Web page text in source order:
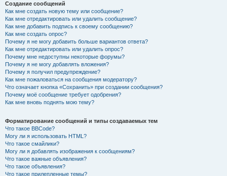
Создание сообщений
Как мне создать новую тему или сообщение?
Как мне отредактировать или удалить сообщение?
Как мне добавить подпись к своему сообщению?
Как мне создать опрос?
Почему я не могу добавить больше вариантов ответа?
Как мне отредактировать или удалить опрос?
Почему мне недоступны некоторые форумы?
Почему я не могу добавлять вложения?
Почему я получил предупреждение?
Как мне пожаловаться на сообщения модератору?
Что означает кнопка «Сохранить» при создании сообщения?
Почему моё сообщение требует одобрения?
Как мне вновь поднять мою тему?
Форматирование сообщений и типы создаваемых тем
Что такое BBCode?
Могу ли я использовать HTML?
Что такое смайлики?
Могу ли я добавлять изображения к сообщениям?
Что такое важные объявления?
Что такое объявления?
Что такое прилепленные темы?